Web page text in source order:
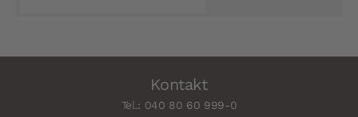
Kontakt
Tel.: 040 80 60 999-0